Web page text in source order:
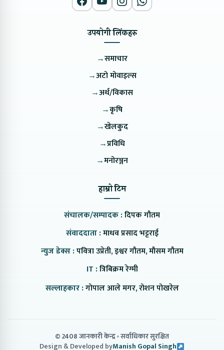
उपयोगी लिंकहरु
→समाचार
→अटो मोवाइल्स
→अर्थ/विकास
→कृषि
→खेलकुद
→प्रविधि
→मनोरञ्जन
हाम्रो टिम
संचालक/सम्पादक :दिपक गौतम
संवाददाता :माधव प्रसाद भट्टराई
न्युज डेक्स :पवित्रा उप्रेती, इश्वर गौतम, मौसम गौतम
IT :त्रिबिक्रम रेग्मी
सल्लाहकार :गोपाल आले मगर, रोशन पोखरेल
© 2408 जानकारी केन्द्र सर्वाधिकार सुरक्षित
Design & Developed byManish Gopal Singh